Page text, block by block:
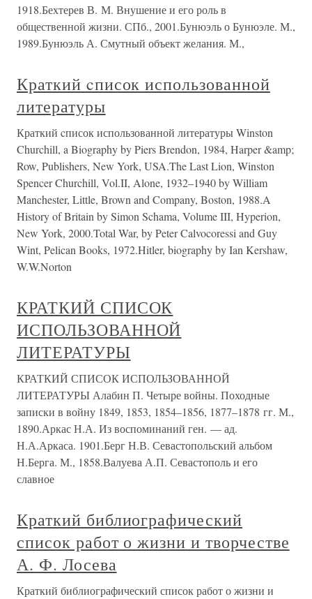
1918.Бехтерев В. М. Внушение и его роль в
общественной жизни. СПб., 2001.Бунюэль о Бунюэле. М.,
1989.Бунюэль А. Смутный объект желания. М.,
Краткий cписок использованной
литературы
Краткий cписок использованной литературы Winston
Churchill, a Biography by Piers Brendon, 1984, Harper &amp;
Row, Publishers, New York, USA.The Last Lion, Winston
Spencer Churchill, Vol.II, Alone, 1932–1940 by William
Manchester, Little, Brown and Company, Boston, 1988.A
History of Britain by Simon Schama, Volume III, Hyperion,
New York, 2000.Total War, by Peter Calvocoressi and Guy
Wint, Pelican Books, 1972.Hitler, biography by Ian Kershaw,
W.W.Norton
КРАТКИЙ СПИСОК
ИСПОЛЬЗОВАННОЙ
ЛИТЕРАТУРЫ
КРАТКИЙ СПИСОК ИСПОЛЬЗОВАННОЙ
ЛИТЕРАТУРЫ Алабин П. Четыре войны. Походные
записки в войну 1849, 1853, 1854–1856, 1877–1878 гг. М.,
1890.Аркас Н.А. Из воспоминаний ген. — ад.
Н.А.Аркаса. 1901.Берг Н.В. Севастопольский альбом
Н.Берга. М., 1858.Валуева А.П. Севастополь и его
славное
Краткий библиографический
список работ о жизни и творчестве
А. Ф. Лосева
Краткий библиографический список работ о жизни и